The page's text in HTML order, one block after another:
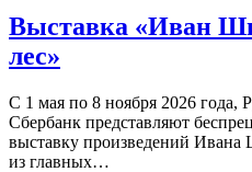
Выставка «Иван
лес»
С 1 мая по 8 ноября 2026 года,
Сбербанк представляют
выставку произведений
из главных…